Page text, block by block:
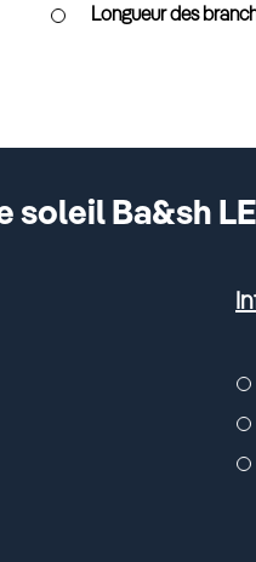
Longueur des
soleil Ba&sh